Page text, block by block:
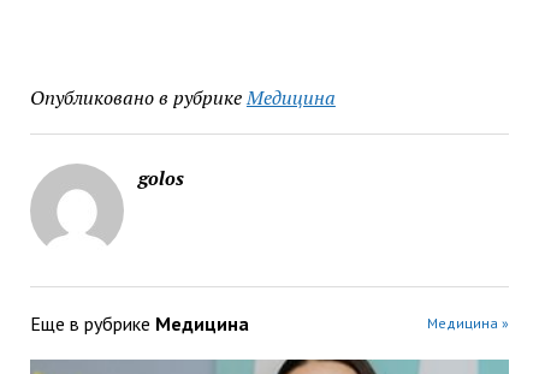
Опубликовано в рубрикеМедицина
golos
Еще в рубрике Медицина Медицина »